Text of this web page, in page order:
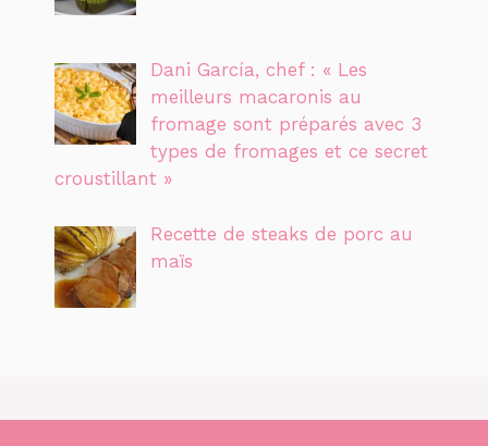
Dani García, chef : « Les
meilleurs macaronis au
fromage sont préparés avec 3
types de fromages et ce secret
croustillant »
Recette de steaks de porc au
maïs